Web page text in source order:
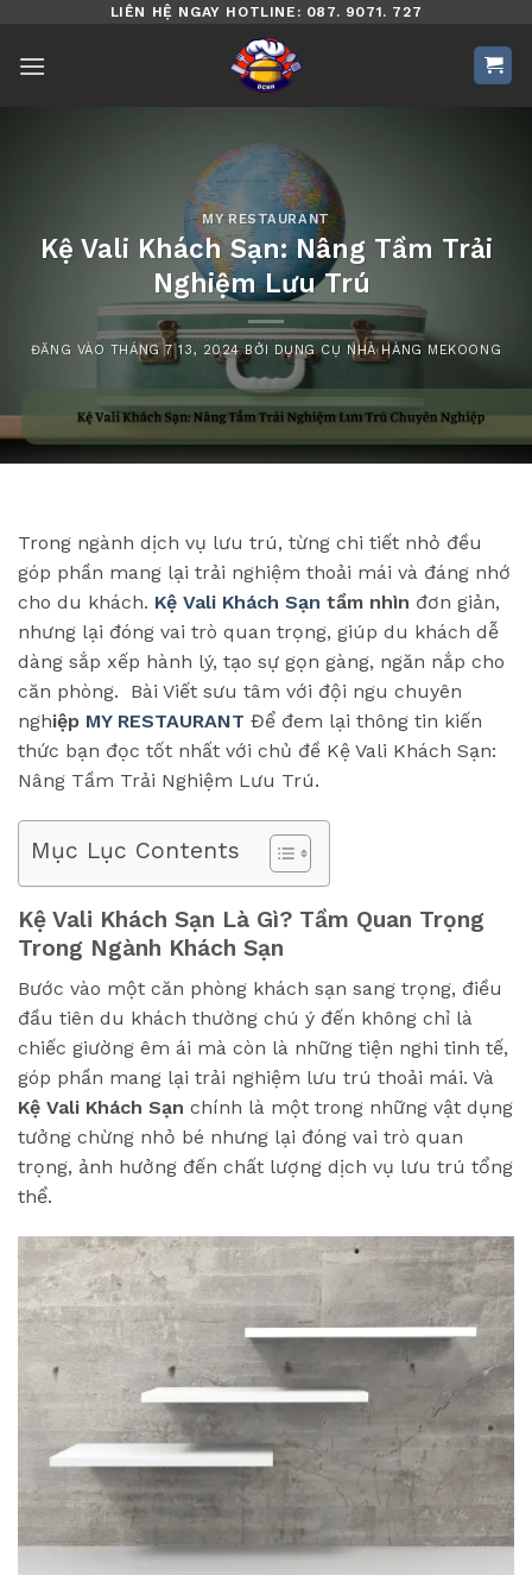
nội
LIÊN HỆ NGAY HOTLINE: 087. 9071. 727
MY RESTAURANT
Kệ Vali Khách Sạn: Nâng Tầm Trải
Nghiệm Lưu Trú
ĐĂNG VÀO THÁNG 7 13, 2024 BỞI DỤNG CỤ NHÀ HÀNG MEKOONG
Trong ngành dịch vụ lưu trú, từng chi tiết nhỏ đều
góp phần mang lại trải nghiệm thoải mái và đáng nhớ
cho du khách. Kệ Vali Khách Sạn tầm nhìn đơn giản,
nhưng lại đóng vai trò quan trọng, giúp du khách dễ
dàng sắp xếp hành lý, tạo sự gọn gàng, ngăn nắp cho
căn phòng. Bài Viết sưu tâm với đội ngu chuyên
nghiệp MY RESTAURANT Để đem lại thông tin kiến
thức bạn đọc tốt nhất với chủ đề Kệ Vali Khách Sạn:
Nâng Tầm Trải Nghiệm Lưu Trú.
Mục Lục Contents
Kệ Vali Khách Sạn Là Gì? Tầm Quan Trọng
Trong Ngành Khách Sạn
Bước vào một căn phòng khách sạn sang trọng, điều
đầu tiên du khách thường chú ý đến không chỉ là
chiếc giường êm ái mà còn là những tiện nghi tinh tế,
góp phần mang lại trải nghiệm lưu trú thoải mái. Và
Kệ Vali Khách Sạn chính là một trong những vật dụng
tưởng chừng nhỏ bé nhưng lại đóng vai trò quan
trọng, ảnh hưởng đến chất lượng dịch vụ lưu trú tổng
thể.